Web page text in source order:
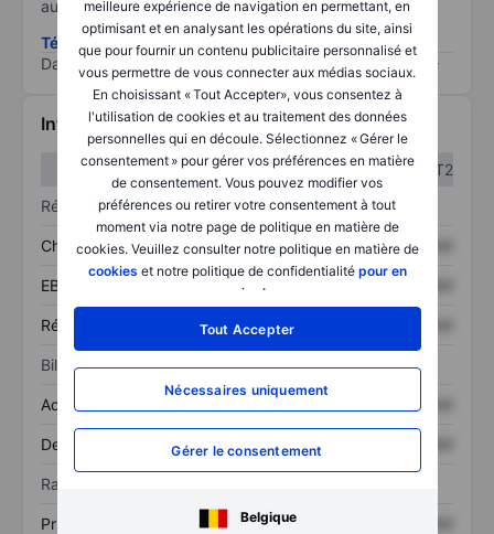
meilleure expérience de navigation en permettant, en
optimisant et en analysant les opérations du site, ainsi
que pour fournir un contenu publicitaire personnalisé et
vous permettre de vous connecter aux médias sociaux.
En choisissant « Tout Accepter», vous consentez à
l'utilisation de cookies et au traitement des données
personnelles qui en découle. Sélectionnez « Gérer le
consentement » pour gérer vos préférences en matière
de consentement. Vous pouvez modifier vos
préférences ou retirer votre consentement à tout
moment via notre page de politique en matière de
cookies. Veuillez consulter notre politique en matière de
cookies et notre politique de confidentialité pour en
savoir plus
Tout Accepter
Nécessaires uniquement
Gérer le consentement
Belgique
au risque le plus élevé).
Télécharger la méthodologie ESG (en anglais)
Data provided by
Informations financières
T1
T2
Résultats
Chiffre d’affaires XXXXXXX XXXXXXX
EBITDA XXXXXXX
Résultat net XXXXXXX
Bilan
Actif total XXXXXXX XXXXXXX
Dette totale XXXXXXX
Ratios
Prix / ventes XXXXXXX